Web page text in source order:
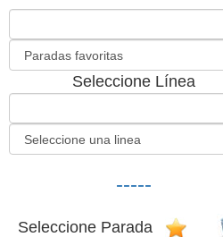
Seleccione Línea
-----
Seleccione Parada